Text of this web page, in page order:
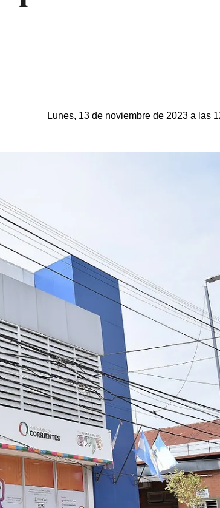
Lunes, 13 de noviembre de 2023 a las